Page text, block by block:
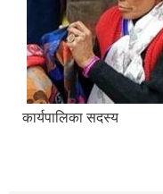
कार्यपालिका सदस्य